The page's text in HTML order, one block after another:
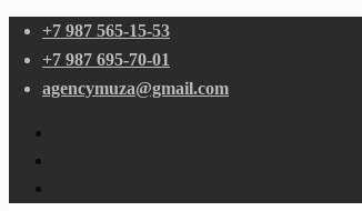
+7 987 565-15-53
+7 987 695-70-01
agencymuza@gmail.com